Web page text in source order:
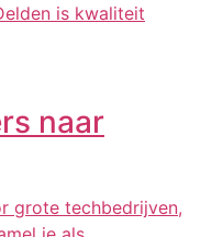
is kwaliteit
naar
grote techbedrijven,